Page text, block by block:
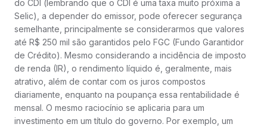
do CDI (lembrando que o CDI é uma taxa muito próxima a
Selic), a depender do emissor, pode oferecer segurança
semelhante, principalmente se considerarmos que valores
até R$ 250 mil são garantidos pelo FGC (Fundo Garantidor
de Crédito). Mesmo considerando a incidência de imposto
de renda (IR), o rendimento líquido é, geralmente, mais
atrativo, além de contar com os juros compostos
diariamente, enquanto na poupança essa rentabilidade é
mensal. O mesmo raciocínio se aplicaria para um
investimento em um título do governo. Por exemplo, um